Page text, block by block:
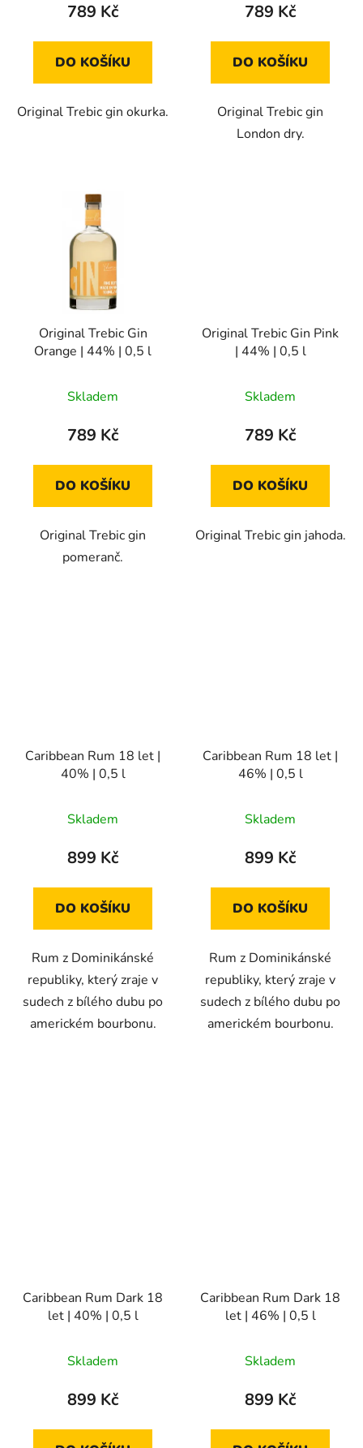
789 Kč
DO KOŠÍKU
Original Trebic gin okurka.
789 Kč
DO KOŠÍKU
Original Trebic gin
London dry.
Original Trebic Gin
Orange | 44% | 0,5 l
Skladem
789 Kč
DO KOŠÍKU
Original Trebic gin
pomeranč.
Original Trebic Gin Pink
| 44% | 0,5 l
Skladem
789 Kč
DO KOŠÍKU
Original Trebic gin jahoda.
Caribbean Rum 18 let |
40% | 0,5 l
Skladem
899 Kč
DO KOŠÍKU
Rum z Dominikánské
republiky, který zraje v
sudech z bílého dubu po
americkém bourbonu.
Caribbean Rum 18 let |
46% | 0,5 l
Skladem
899 Kč
DO KOŠÍKU
Rum z Dominikánské
republiky, který zraje v
sudech z bílého dubu po
americkém bourbonu.
Caribbean Rum Dark 18
let | 40% | 0,5 l
Skladem
899 Kč
Caribbean Rum Dark 18
let | 46% | 0,5 l
Skladem
899 Kč